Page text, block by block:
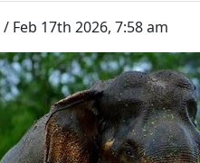
/ Feb 17th 2026, 7:58 am